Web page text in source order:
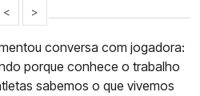
< >
conversa com jogadora:
porque conhece o trabalho
sabemos o que vivemos